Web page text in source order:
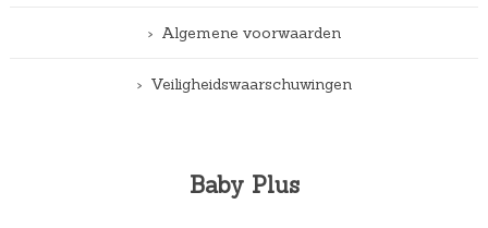
Algemene voorwaarden
Veiligheidswaarschuwingen
Baby Plus